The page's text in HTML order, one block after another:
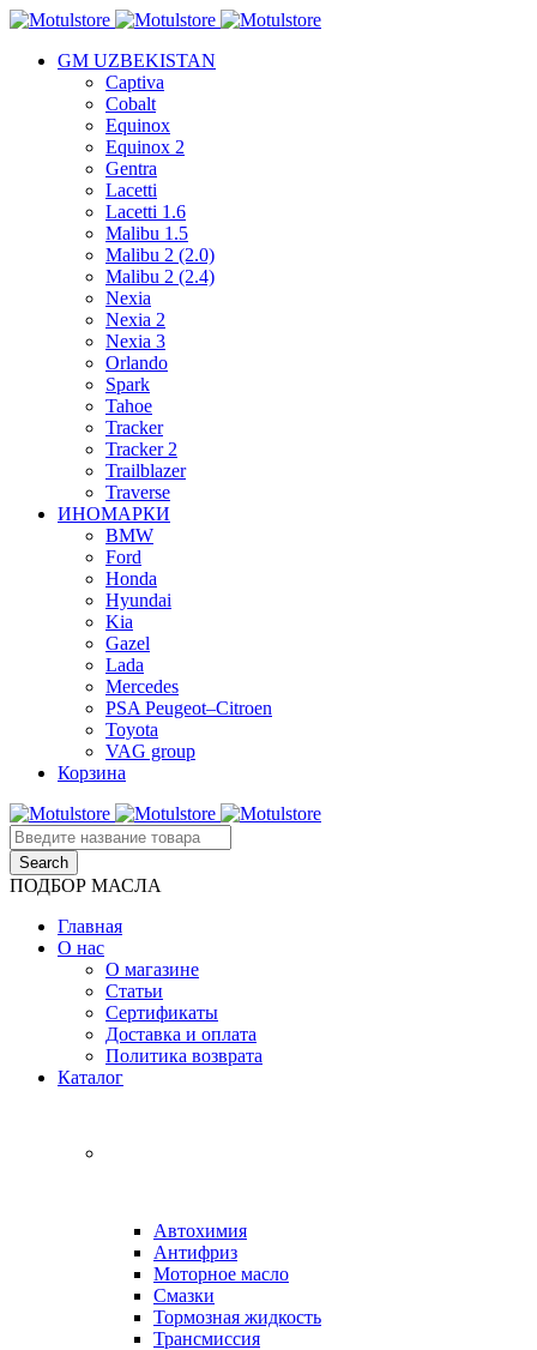
GM UZBEKISTAN
Captiva
Cobalt
Equinox
Equinox 2
Gentra
Lacetti
Lacetti 1.6
Malibu 1.5
Malibu 2 (2.0)
Malibu 2 (2.4)
Nexia
Nexia 2
Nexia 3
Orlando
Spark
Tahoe
Tracker
Tracker 2
Trailblazer
Traverse
ИНОМАРКИ
BMW
Ford
Honda
Hyundai
Kia
Gazel
Lada
Mercedes
PSA Peugeot–Citroen
Toyota
VAG group
Корзина
ПОДБОР МАСЛА
Главная
О нас
О магазине
Статьи
Сертификаты
Доставка и оплата
Политика возврата
Каталог
Автохимия
Антифриз
Моторное масло
Смазки
Тормозная жидкость
Трансмиссия